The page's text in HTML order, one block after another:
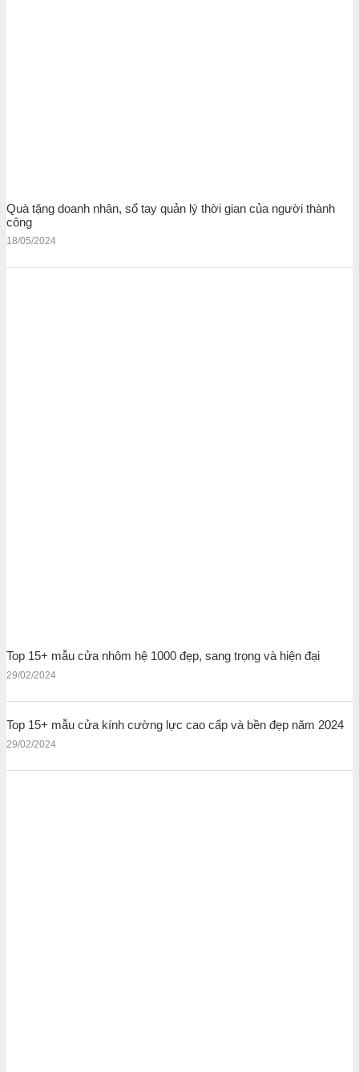
Quà tặng doanh nhân, sổ tay quản lý thời gian của người thành
công
18/05/2024
Top 15+ mẫu cửa nhôm hệ 1000 đẹp, sang trọng và hiện đại
29/02/2024
Top 15+ mẫu cửa kính cường lực cao cấp và bền đẹp năm 2024
29/02/2024